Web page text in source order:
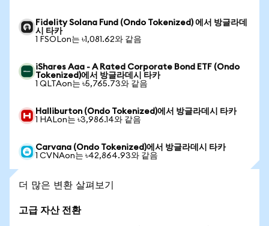
Fidelity Solana Fund (Ondo Tokenized) 에서 방글라데
시 타카
1 FSOLon는 ৳1,081.62와 같음
iShares Aaa - A Rated Corporate Bond ETF (Ondo
Tokenized)에서 방글라데시 타카
1 QLTAon는 ৳5,765.73와 같음
Halliburton (Ondo Tokenized)에서 방글라데시 타카
1 HALon는 ৳3,986.14와 같음
Carvana (Ondo Tokenized)에서 방글라데시 타카
1 CVNAon는 ৳42,864.93와 같음
더 많은 변환 살펴보기
고급 자산 전환